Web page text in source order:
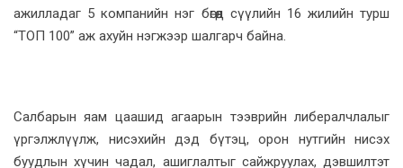
ажилладаг 5 компанийн нэг бөгөөд сүүлийн 16 жилийн турш
“ТОП 100” аж ахуйн нэгжээр шалгарч байна.
Салбарын яам цаашид агаарын тээврийн либералчлалыг
үргэлжлүүлж, нисэхийн дэд бүтэц, орон нутгийн нисэх
буудлын хүчин чадал, ашиглалтыг сайжруулах, дэвшилтэт